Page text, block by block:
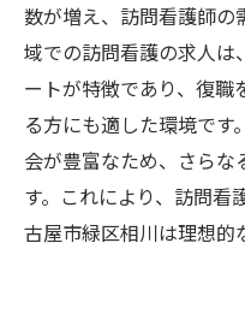
数が増え、訪問看護師の
域での訪問看護の求人は
ートが特徴であり、復職
る方にも適した環境です
会が豊富なため、さらな
す。これにより、訪問看
古屋市緑区相川は理想的